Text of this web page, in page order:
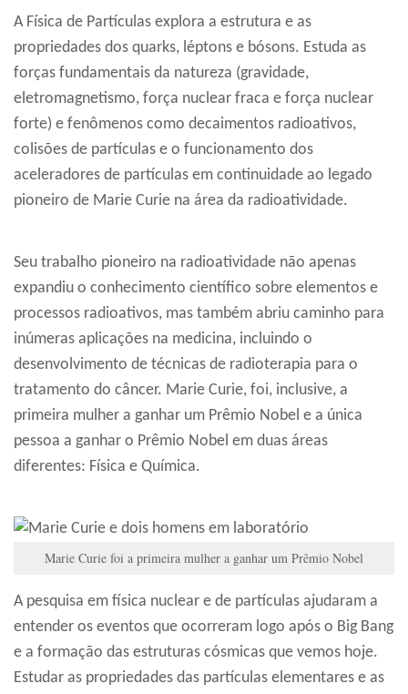
A Física de Partículas explora a estrutura e as
propriedades dos quarks, léptons e bósons. Estuda as
forças fundamentais da natureza (gravidade,
eletromagnetismo, força nuclear fraca e força nuclear
forte) e fenômenos como decaimentos radioativos,
colisões de partículas e o funcionamento dos
aceleradores de partículas em continuidade ao legado
pioneiro de Marie Curie na área da radioatividade.
Seu trabalho pioneiro na radioatividade não apenas
expandiu o conhecimento científico sobre elementos e
processos radioativos, mas também abriu caminho para
inúmeras aplicações na medicina, incluindo o
desenvolvimento de técnicas de radioterapia para o
tratamento do câncer. Marie Curie, foi, inclusive, a
primeira mulher a ganhar um Prêmio Nobel e a única
pessoa a ganhar o Prêmio Nobel em duas áreas
diferentes: Física e Química.
Marie Curie foi a primeira mulher a ganhar um Prêmio Nobel
A pesquisa em física nuclear e de partículas ajudaram a
entender os eventos que ocorreram logo após o Big Bang
e a formação das estruturas cósmicas que vemos hoje.
Estudar as propriedades das partículas elementares e as